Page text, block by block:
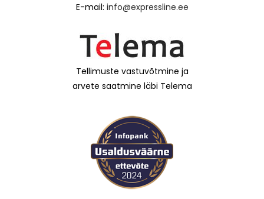
E-mail: info@expressline.ee
Tellimuste vastuvõtmine ja
arvete saatmine läbi Telema